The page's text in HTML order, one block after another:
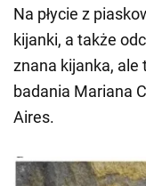
Na płycie z
kijanki, a także
znana kijanka, ale
badania Mariana
Aires.